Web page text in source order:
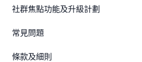
社群焦點功能及升級計劃
常見問題
條款及細則